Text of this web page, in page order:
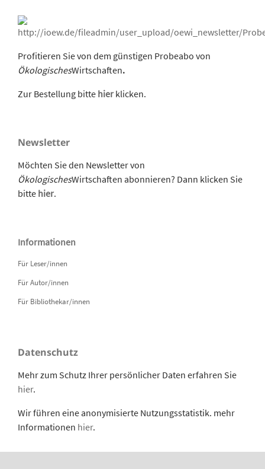
Profitieren Sie von dem günstigen Probeabo von
ÖkologischesWirtschaften.
Zur Bestellung bitte hier klicken.
Newsletter
Möchten Sie den Newsletter von
ÖkologischesWirtschaften abonnieren? Dann klicken Sie
bitte hier.
Informationen
Für Leser/innen
Für Autor/innen
Für Bibliothekar/innen
Datenschutz
Mehr zum Schutz Ihrer persönlicher Daten erfahren Sie
hier.
Wir führen eine anonymisierte Nutzungsstatistik. mehr
Informationen hier.